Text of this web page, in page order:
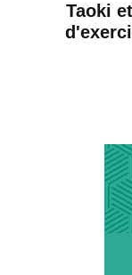
Taoki